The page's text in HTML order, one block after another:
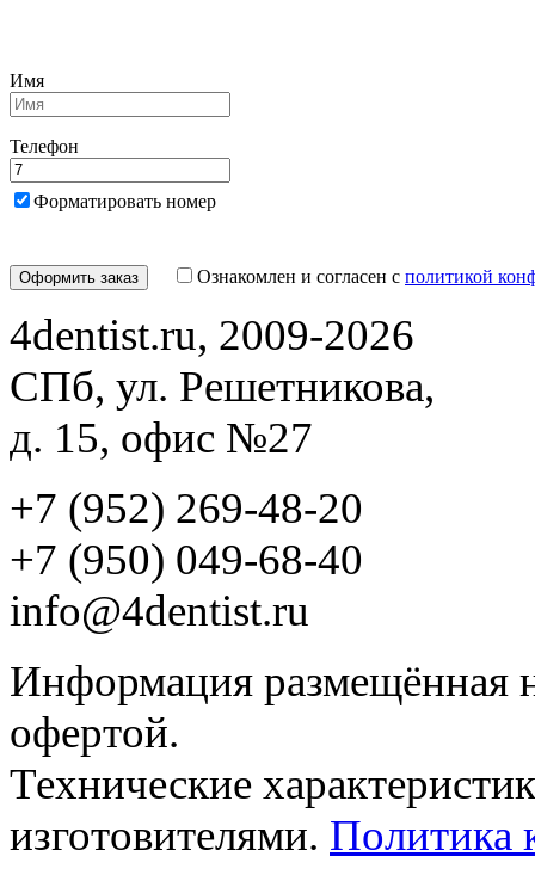
Имя
Телефон
Форматировать номер
Ознакомлен и согласен с политикой
4dentist.ru, 2009-2026
СПб, ул. Решетникова,
д. 15, офис №27
+7 (952) 269-48-20
‪+7 (950) 049-68-40
info@4dentist.ru
Информация размещённая
офертой.
Технические
изготовителями. Политика